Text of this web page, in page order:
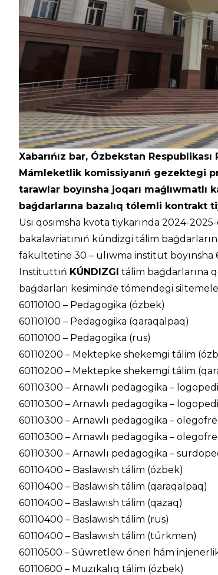
Xabarıńız bar, Ózbekstan
Mámleketlik komissiyanıń gezektegi
tarawlar boyınsha joqarı
baǵdarlarına bazalıq tólemli kontrakt
Usı qosımsha kvota tiykarında 2024-
bakalavriatınıń kúndizgi tálim
fakultetine 30 – ulıwma institut boyınsha
Instituttıń KÚNDIZGI tálim baǵdarlarına
baǵdarları kesiminde tómendegi
60110100 – Pedagogika (ózbek)
60110100 – Pedagogika (qaraqalpaq)
60110100 – Pedagogika (rus)
60110200 – Mektepke shekemgi tálim
60110200 – Mektepke shekemgi tálim
60110300 – Arnawlı pedagogika –
60110300 – Arnawlı pedagogika –
60110300 – Arnawlı pedagogika –
60110300 – Arnawlı pedagogika –
60110300 – Arnawlı pedagogika –
60110400 – Baslawısh tálim (ózbek)
60110400 – Baslawısh tálim (qaraqalpaq)
60110400 – Baslawısh tálim (qazaq)
60110400 – Baslawısh tálim (rus)
60110400 – Baslawısh tálim (túrkmen)
60110500 – Súwretlew óneri hám
60110600 – Muzıkalıq tálim (ózbek)